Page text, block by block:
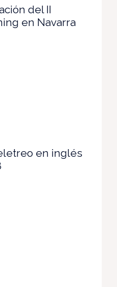
del II
en Navarra
en inglés